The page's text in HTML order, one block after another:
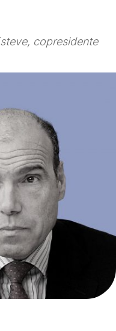
Premio de
Noticias
copresidente